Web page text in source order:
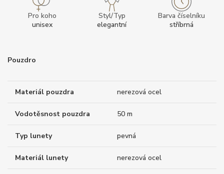
Pro koho
unisex
Styl/Typ
elegantní
Barva číselníku
stříbrná
Pouzdro
Materiál pouzdra nerezová ocel
Vodotěsnost pouzdra 50 m
Typ lunety pevná
Materiál lunety nerezová ocel